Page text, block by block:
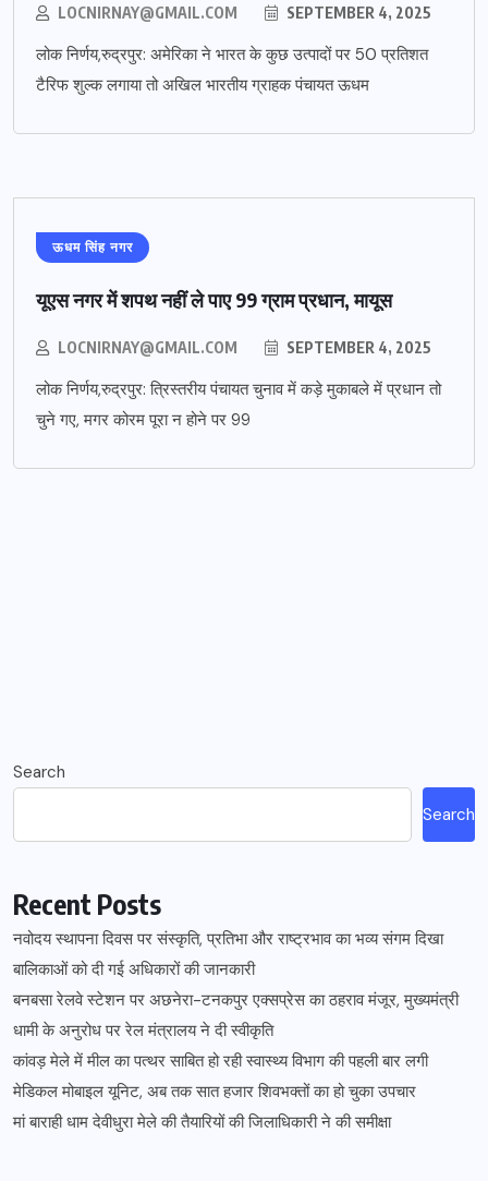
LOCNIRNAY@GMAIL.COM SEPTEMBER 4, 2025
लोक निर्णय,रुद्रपुर: अमेरिका ने भारत के कुछ उत्पादों पर 50 प्रतिशत
टैरिफ शुल्क लगाया तो अखिल भारतीय ग्राहक पंचायत ऊधम
ऊधम सिंह नगर
यूएस नगर में शपथ नहीं ले पाए 99 ग्राम प्रधान, मायूस
LOCNIRNAY@GMAIL.COM SEPTEMBER 4, 2025
लोक निर्णय,रुद्रपुर: त्रिस्तरीय पंचायत चुनाव में कड़े मुकाबले में प्रधान तो
चुने गए, मगर कोरम पूरा न होने पर 99
Search
Search
Recent Posts
नवोदय स्थापना दिवस पर संस्कृति, प्रतिभा और राष्ट्रभाव का भव्य संगम दिखा
बालिकाओं को दी गई अधिकारों की जानकारी
बनबसा रेलवे स्टेशन पर अछनेरा-टनकपुर एक्सप्रेस का ठहराव मंजूर, मुख्यमंत्री
धामी के अनुरोध पर रेल मंत्रालय ने दी स्वीकृति
कांवड़ मेले में मील का पत्थर साबित हो रही स्वास्थ्य विभाग की पहली बार लगी
मेडिकल मोबाइल यूनिट, अब तक सात हजार शिवभक्तों का हो चुका उपचार
मां बाराही धाम देवीधुरा मेले की तैयारियों की जिलाधिकारी ने की समीक्षा